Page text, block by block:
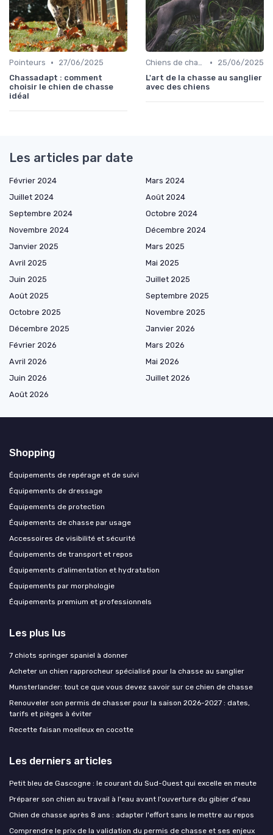
Pointeurs •
27/06/2025
Chassadapt : comment
choisir le chien de chasse
idéal
Chiens de chasse au sanglier •
25/06/2025
L'art de la chasse au sanglier
avec des chiens
Les articles par date
Février 2024
Mars 2024
Juillet 2024
Août 2024
Septembre 2024
Octobre 2024
Novembre 2024
Décembre 2024
Janvier 2025
Mars 2025
Avril 2025
Mai 2025
Juin 2025
Juillet 2025
Août 2025
Septembre 2025
Octobre 2025
Novembre 2025
Décembre 2025
Janvier 2026
Février 2026
Mars 2026
Avril 2026
Mai 2026
Juin 2026
Juillet 2026
Août 2026
Shopping
Équipements de repérage et de suivi
Équipements de dressage
Équipements de protection
Équipements de chasse par usage
Accessoires de visibilité et sécurité
Équipements de transport et repos
Équipements d’alimentation et hydratation
Équipements par morphologie
Équipements premium et professionnels
Les plus lus
7 chiots springer spaniel à donner
Acheter un chien rapprocheur spécialisé pour la chasse au sanglier
Munsterlander: tout ce que vous devez savoir sur ce chien de chasse
Renouveler son permis de chasser pour la saison 2026-2027 : dates,
tarifs et pièges à éviter
Recette faisan moelleux en cocotte
Les derniers articles
Petit bleu de Gascogne : le courant du Sud-Ouest qui excelle en meute
Préparer son chien au travail à l'eau avant l'ouverture du gibier d'eau
Chien de chasse après 8 ans : adapter l'effort sans le mettre au repos
Comprendre le prix de la validation du permis de chasse et ses enjeux